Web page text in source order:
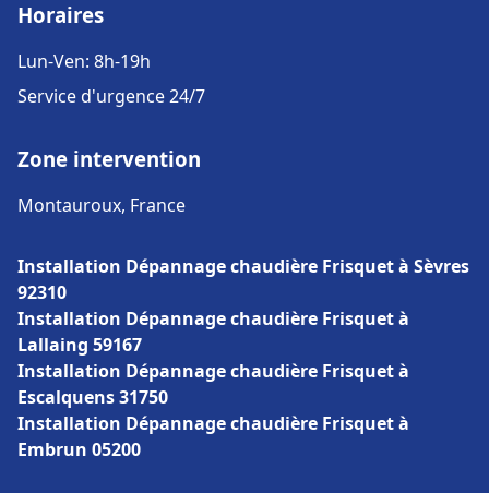
Horaires
Lun-Ven: 8h-19h
Service d'urgence 24/7
Zone intervention
Montauroux, France
Installation Dépannage chaudière Frisquet à Sèvres
92310
Installation Dépannage chaudière Frisquet à
Lallaing 59167
Installation Dépannage chaudière Frisquet à
Escalquens 31750
Installation Dépannage chaudière Frisquet à
Embrun 05200